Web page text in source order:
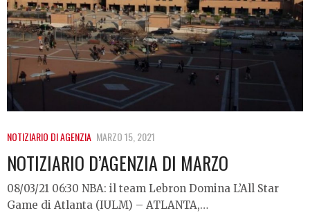
NOTIZIARIO DI AGENZIA MARZO 15, 2021
NOTIZIARIO D’AGENZIA DI MARZO
08/03/21 06:30 NBA: il team Lebron Domina L’All Star
Game di Atlanta (IULM) – ATLANTA,…